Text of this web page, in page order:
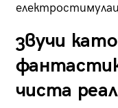
звучи
чиста